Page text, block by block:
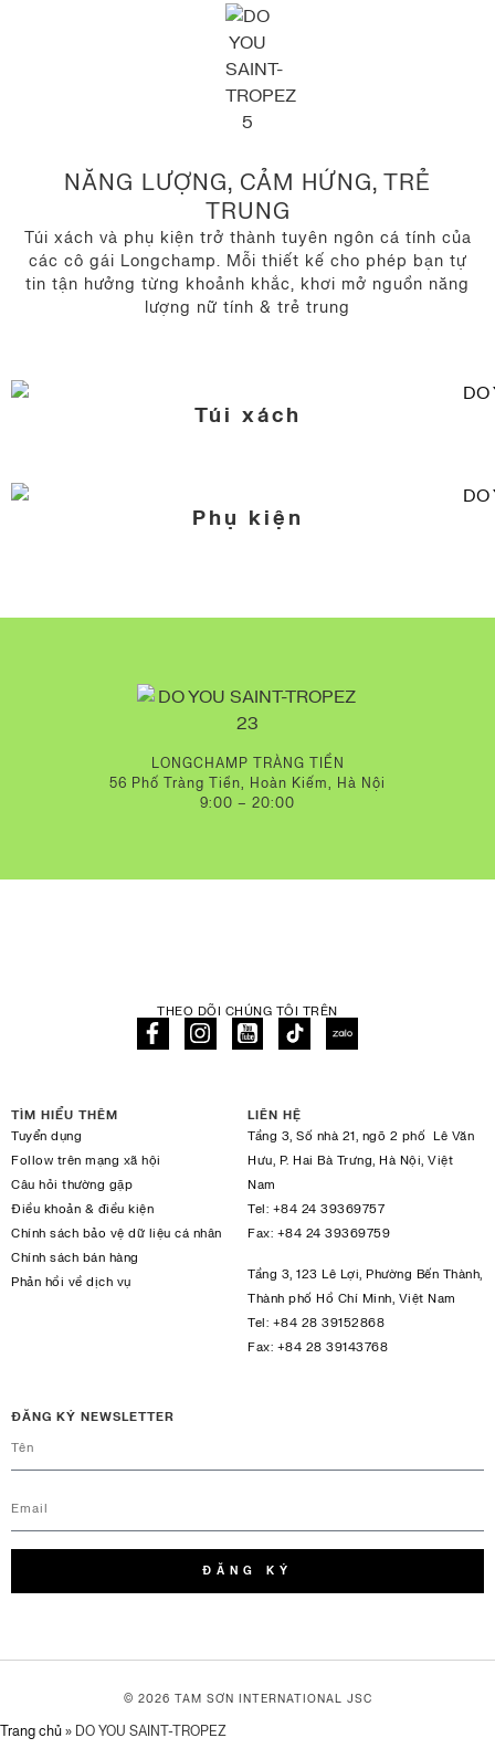
NĂNG LƯỢNG, CẢM HỨNG, TRẺ
TRUNG
Túi xách và phụ kiện trở thành tuyên ngôn cá tính của
các cô gái Longchamp. Mỗi thiết kế cho phép bạn tự
tin tận hưởng từng khoảnh khắc, khơi mở nguồn năng
lượng nữ tính & trẻ trung
Túi xách
Phụ kiện
LONGCHAMP TRÀNG TIỀN
56 Phố Tràng Tiền, Hoàn Kiếm, Hà Nội
9:00 – 20:00
THEO DÕI CHÚNG TÔI TRÊN
TÌM HIỂU THÊM
Tuyển dụng
Follow trên mạng xã hội
Câu hỏi thường gặp
Điều khoản & điều kiện
Chính sách bảo vệ dữ liệu cá nhân
Chính sách bán hàng
Phản hồi về dịch vụ
LIÊN HỆ
Tầng 3, Số nhà 21, ngõ 2 phố Lê Văn
Hưu, P. Hai Bà Trưng, Hà Nội, Việt
Nam
Tel: +84 24 39369757
Fax: +84 24 39369759
Tầng 3, 123 Lê Lợi, Phường Bến Thành,
Thành phố Hồ Chí Minh, Việt Nam
Tel: +84 28 39152868
Fax: +84 28 39143768
ĐĂNG KÝ NEWSLETTER
ĐĂNG KÝ
© 2026 TAM SƠN INTERNATIONAL JSC
Trang chủ» DO YOU SAINT-TROPEZ